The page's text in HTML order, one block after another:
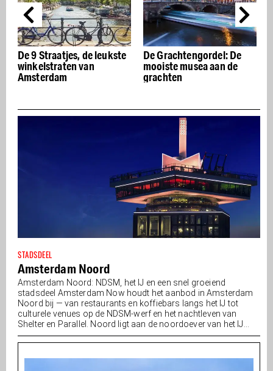
De Grachtengordel: De
mooiste musea aan de
grachten
De beste Italiaanse
restaurants van
Amsterdam – Buon
STADSDEEL
Amsterdam Noord
Amsterdam Noord: NDSM, het IJ en een snel groeiend
stadsdeel Amsterdam Now houdt het aanbod in Amsterdam
Noord bij — van restaurants en koffiebars langs het IJ tot
culturele venues op de NDSM-werf en het nachtleven van
Shelter en Parallel. Noord ligt aan de noordoever van het IJ...